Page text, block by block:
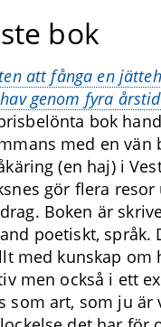
bok
att fånga en
genom fyra
bok
med en vän
(en haj) i
gör flera
Boken är
poetiskt, språk.
med kunskap om
men också i ett
som art, som ju är